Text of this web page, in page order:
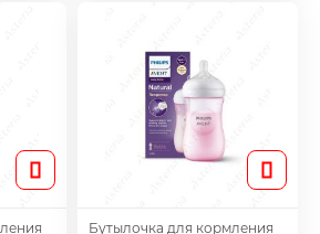
для женщин
Бутылочка для кормления